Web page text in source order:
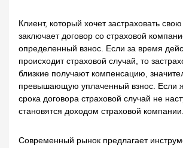
Клиент, который хочет застраховать свою
заключает договор со страховой
определенный взнос. Если за время
происходит страховой случай, то
близкие получают компенсацию,
превышающую уплаченный взнос. Если
срока договора страховой случай не
становятся доходом страховой компании.
Современный рынок предлагает